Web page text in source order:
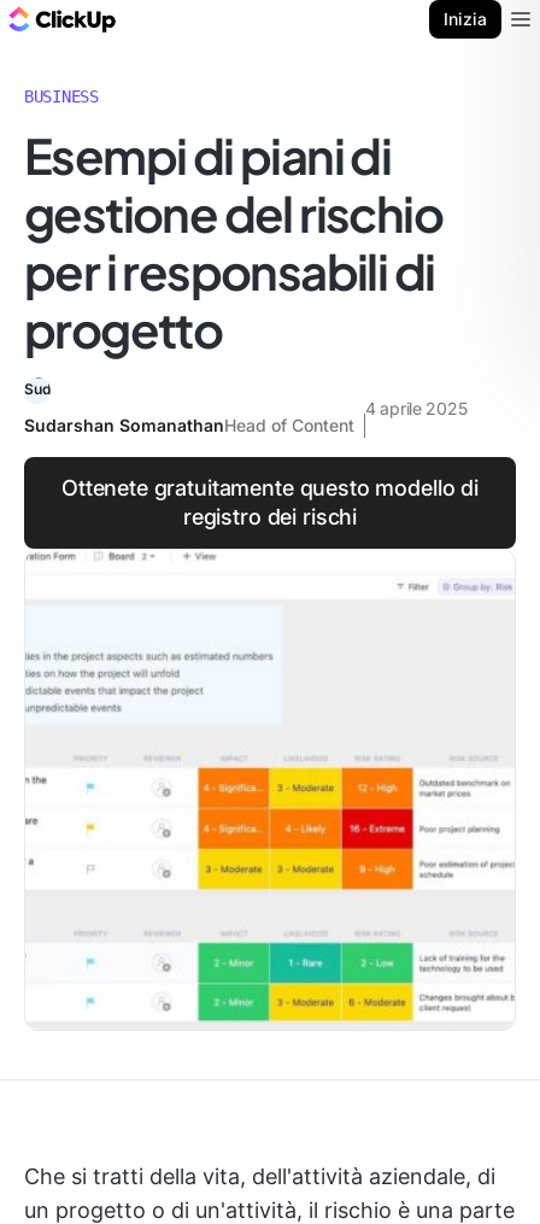
Inizia
BUSINESS
Esempi di piani di
gestione del rischio
per i responsabili di
progetto
Sudarshan SomanathanHead of Content
4 aprile 2025
Ottenete gratuitamente questo modello di
registro dei rischi
Che si tratti della vita, dell'attività aziendale, di
un progetto o di un'attività, il rischio è una parte